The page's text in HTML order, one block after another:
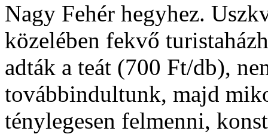
Nagy Fehér hegyhez.
közelében fekvő
adták a teát (700 Ft/db),
továbbindultunk, majd
ténylegesen felmenni,